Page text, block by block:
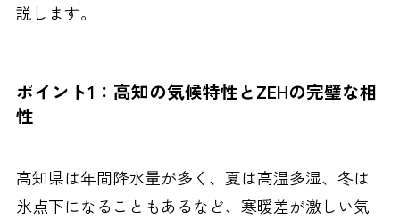
説します。
ポイント1：高知の気候特性とZEHの完璧な相
性
高知県は年間降水量が多く、夏は高温多湿、冬は
氷点下になることもあるなど、寒暖差が激しい気